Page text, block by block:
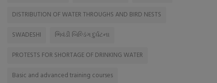
DISTRIBUTION OF WATER THROUGHS AND BIRD NESTS
SWADESHI
ભિવંડી બિલ્ડિંગ દુર્ઘટના
PROTESTS FOR SHORTAGE OF DRINKING WATER
Basic and advanced training courses